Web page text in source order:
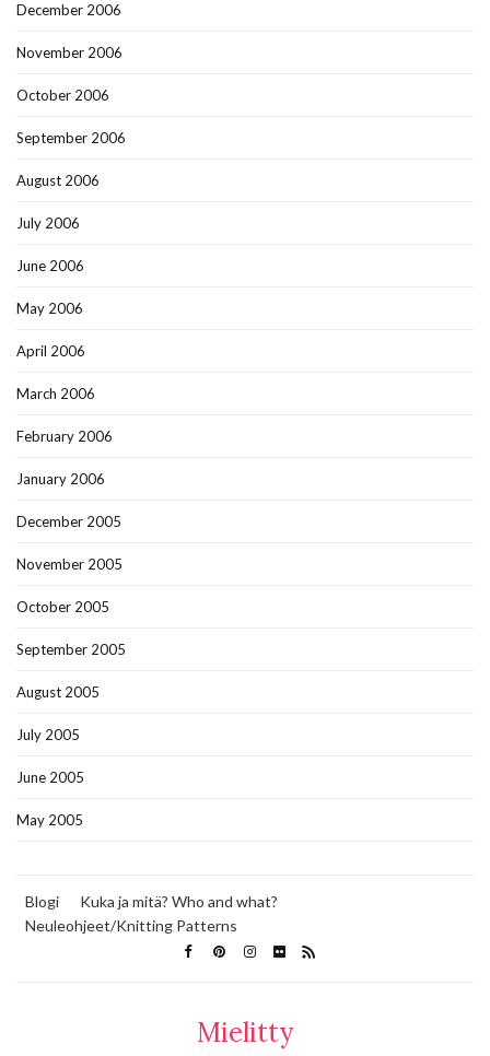
December 2006
November 2006
October 2006
September 2006
August 2006
July 2006
June 2006
May 2006
April 2006
March 2006
February 2006
January 2006
December 2005
November 2005
October 2005
September 2005
August 2005
July 2005
June 2005
May 2005
Blogi
Kuka ja mitä? Who and what?
Neuleohjeet/Knitting Patterns
Mielitty